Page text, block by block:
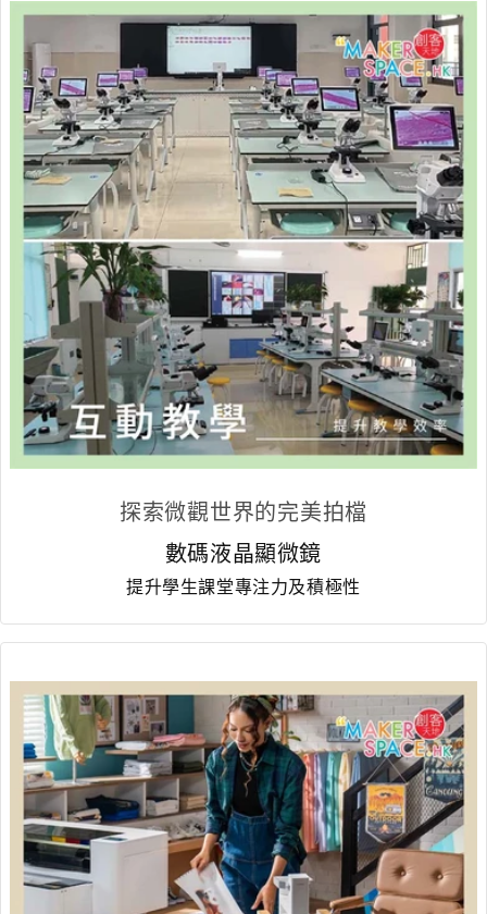
探索微觀世界的完美拍檔
數碼液晶顯微鏡
提升學生課堂專注力及積極性